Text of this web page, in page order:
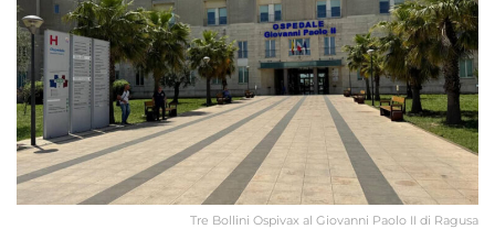
Tre Bollini Ospivax al Giovanni Paolo II di Ragusa